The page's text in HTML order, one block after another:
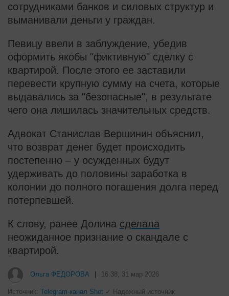
сотрудниками банков и силовых структур и
выманивали деньги у граждан.
Певицу ввели в заблуждение, убедив
оформить якобы "фиктивную" сделку с
квартирой. После этого ее заставили
перевести крупную сумму на счета, которые
выдавались за "безопасные", в результате
чего она лишилась значительных средств.
Адвокат Станислав Вершинин объяснил,
что возврат денег будет происходить
постепенно – у осужденных будут
удерживать до половины заработка в
колонии до полного погашения долга перед
потерпевшей.
К слову, ранее Долина сделала
неожиданное признание о скандале с
квартирой.
Ольга ФЕДОРОВА 16:38, 31 мар 2026
Источник: Telegram-канал Shot ✓ Надежный источник